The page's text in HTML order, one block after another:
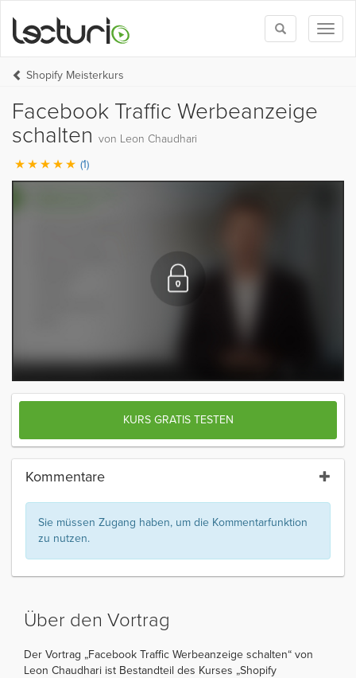
Toggle
search
Shopify Meisterkurs
Facebook Traffic Werbeanzeige
schalten von Leon Chaudhari
(1)
KURS GRATIS TESTEN
Kommentare
Sie müssen Zugang haben, um die Kommentarfunktion
zu nutzen.
Über den Vortrag
Der Vortrag „Facebook Traffic Werbeanzeige schalten“ von
Leon Chaudhari ist Bestandteil des Kurses „Shopify